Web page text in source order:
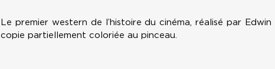
Le premier western de l’histoire du cinéma, réalisé par
copie partiellement coloriée au pinceau.